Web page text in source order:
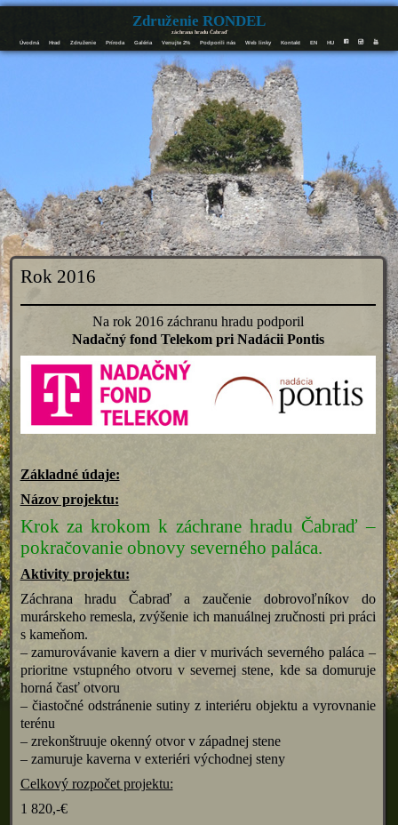
Združenie RONDEL
záchrana hradu Čabraď
Úvodná Hrad Združenie Príroda Galéria Venujte 2% Podporili nás Web linky Kontakt EN HU F I Y
Rok 2016
Na rok 2016 záchranu hradu podporil
Nadačný fond Telekom pri Nadácii Pontis
Základné údaje:
Názov projektu:
Krok za krokom k záchrane hradu Čabraď –
pokračovanie obnovy severného paláca.
Aktivity projektu:
Záchrana hradu Čabraď a zaučenie dobrovoľníkov do
murárskeho remesla, zvýšenie ich manuálnej zručnosti pri práci
s kameňom.
– zamurovávanie kavern a dier v murivách severného paláca –
prioritne vstupného otvoru v severnej stene, kde sa domuruje
horná časť otvoru
– čiastočné odstránenie sutiny z interiéru objektu a vyrovnanie
terénu
– zrekonštruuje okenný otvor v západnej stene
– zamuruje kaverna v exteriéri východnej steny
Celkový rozpočet projektu:
1 820,-€